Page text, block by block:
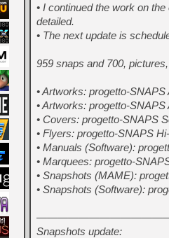
• I continued the work on
detailed.
• The next update is
959 snaps and 700,
• Artworks: progetto-
• Artworks: progetto-
• Covers: progetto-SNAPS
• Flyers: progetto-SNAPS
• Manuals (Software):
• Marquees: progetto-
• Snapshots (MAME):
• Snapshots (Software):
Snapshots update: